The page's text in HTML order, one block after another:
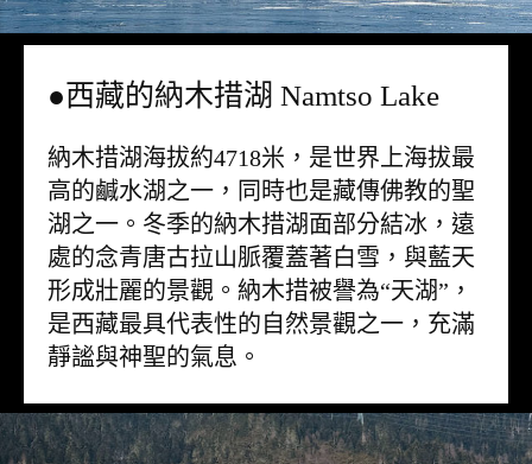
●西藏的納木措湖 Namtso Lake
納木措湖海拔約4718米，是世界上海拔最
高的鹹水湖之一，同時也是藏傳佛教的聖
湖之一。冬季的納木措湖面部分結冰，遠
處的念青唐古拉山脈覆蓋著白雪，與藍天
形成壯麗的景觀。納木措被譽為“天湖”，
是西藏最具代表性的自然景觀之一，充滿
靜謐與神聖的氣息。